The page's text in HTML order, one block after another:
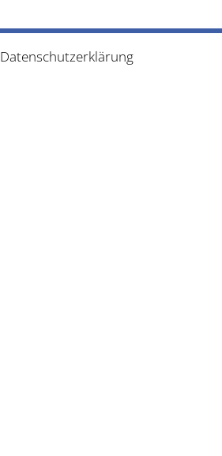
Datenschutzerklärung